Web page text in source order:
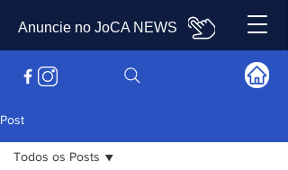
Anuncie no JoCA NEWS
Post
Todos os Posts